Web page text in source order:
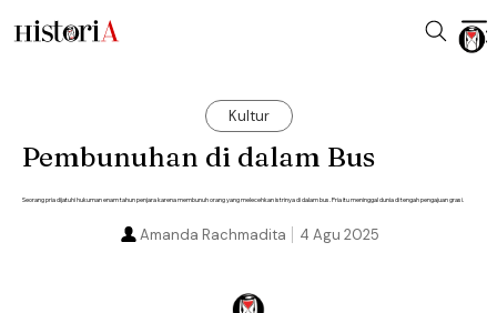
Kultur
Pembunuhan di dalam Bus
Seorang pria dijatuhi hukuman enam tahun penjara karena membunuh orang yang melecehkan istrinya di dalam bus. Pria itu meninggal dunia di tengah pengajuan grasi.
4 Agu 2025
Amanda Rachmadita